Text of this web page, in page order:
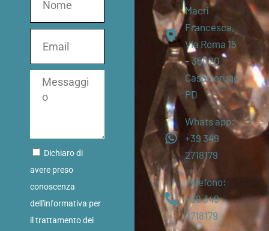
Dichiaro di
avere preso
conoscenza
dell'informativa per
il trattamento dei
Macrì
Francesca,
Via Roma 15
– 35020
Casalserugo
PD
Whats app:
+39 349
2718179
Telefono:
+39 349
2718179